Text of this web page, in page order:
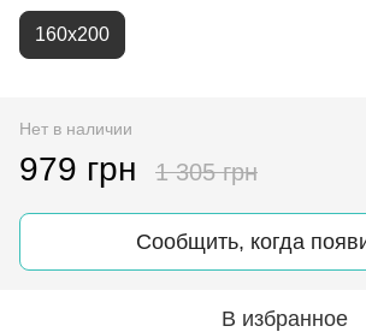
160х200
Нет в наличии
979 грн 1 305 грн
Сообщить, когда
В избранное